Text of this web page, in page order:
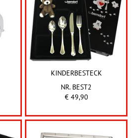
KINDERBESTECK
NR. BEST2
€ 49,90